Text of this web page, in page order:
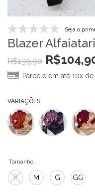
Seja o
Blazer
R$139,90 R$
Parcele em até 10x de
VARIAÇÕES
Tamanho
P M G GG